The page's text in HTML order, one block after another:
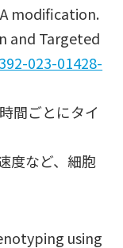
modification.
and Targeted
023-01428-
間ごとにタイ
度など、細胞
using